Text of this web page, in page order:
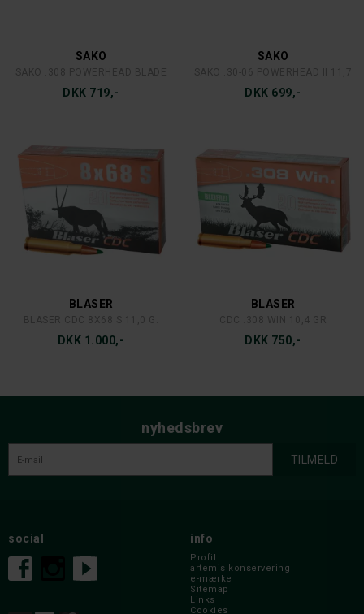
SAKO
DKK 719,-
SAKO
DKK 699,-
BLASER
DKK 1.000,-
BLASER
DKK 750,-
nyhedsbrev
social info
Profil
artemis konservering
e-mærke
Sitemap
Links
Cookies